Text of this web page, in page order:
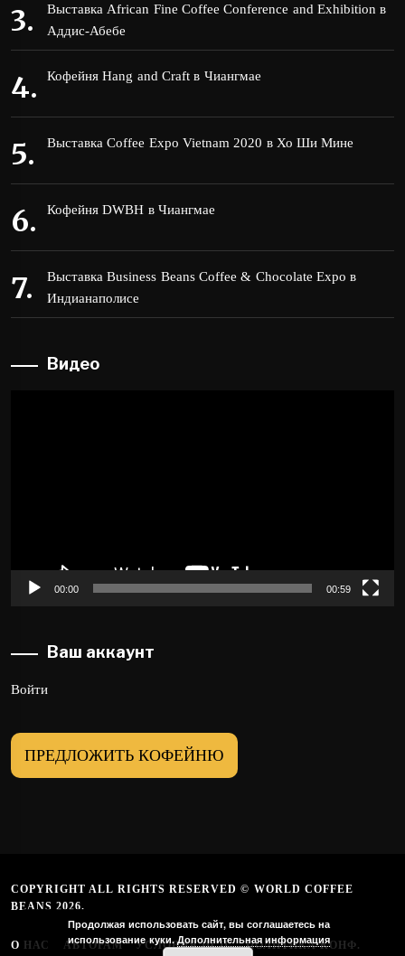
Выставка African Fine Coffee Conference and Exhibition в
Аддис-Абебе
Кофейня Hang and Craft в Чиангмае
Выставка Coffee Expo Vietnam 2020 в Хо Ши Мине
Кофейня DWBH в Чиангмае
Выставка Business Beans Coffee & Chocolate Expo в
Индианаполисе
Видео
00:00 00:59
Ваш аккаунт
Войти
ПРЕДЛОЖИТЬ КОФЕЙНЮ
COPYRIGHT ALL RIGHTS RESERVED © WORLD COFFEE
BEANS 2026.
О НАС АВТОРАМ УСЛОВИЯ ИСП. ПОЛИТИКА КОНФ.
Продолжая использовать сайт, вы соглашаетесь на
использование куки.Дополнительная информация